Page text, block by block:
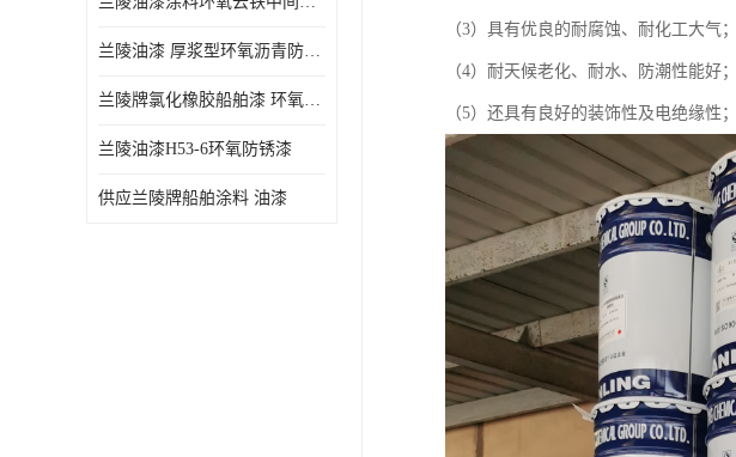
兰陵油漆 厚浆型环氧沥青防锈漆 埋地管道专用漆
兰陵牌氯化橡胶船舶漆 环氧富锌底漆
兰陵油漆H53-6环氧防锈漆
供应兰陵牌船舶涂料 油漆
（3）具有优良的耐腐蚀、耐化工大气；
（4）耐天候老化、耐水、防潮性能好；
（5）还具有良好的装饰性及电绝缘性；